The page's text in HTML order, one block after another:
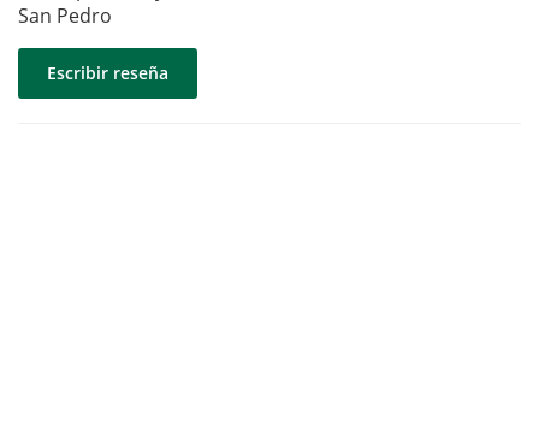
San Pedro
Escribir reseña